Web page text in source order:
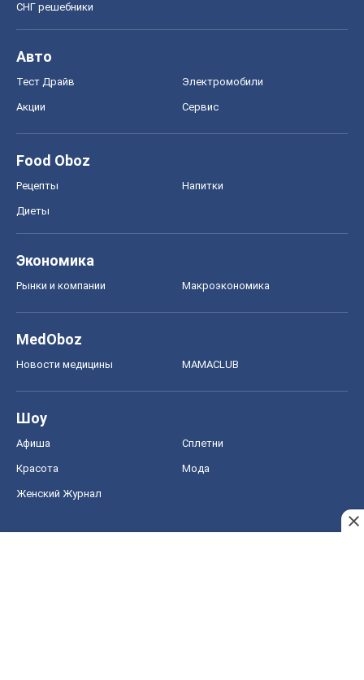
СНГ решебники
Авто
Тест Драйв Электромобили
Акции Сервис
Food Oboz
Рецепты Напитки
Диеты
Экономика
Рынки и компании Mакроэкономика
MedOboz
Новости медицины MAMACLUB
Шоу
Афиша Сплетни
Красота Мода
Женский Журнал